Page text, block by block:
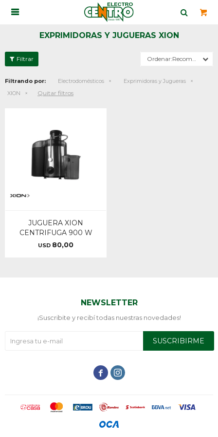

EXPRIMIDORAS Y JUGUERAS XION
Recomendados
Filtrando por: Electrodomésticos
Exprimidoras y Jugueras
XION
Quitar filtros
JUGUERA XION
CENTRIFUGA 900 W
USD 80,00
NEWSLETTER
¡Suscribite y recibí todas nuestras novedades!
SUSCRIBIRME
 